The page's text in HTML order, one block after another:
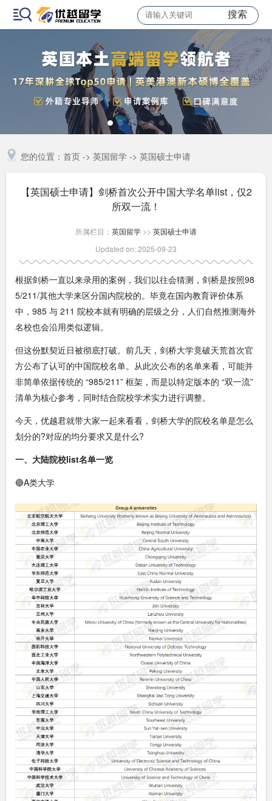
搜索
您的位置： 首页-> 英国留学-> 英国硕士申请
【英国硕士申请】剑桥首次公开中国大学名单list，仅2
所双一流！
所属栏目： 英国留学 >> 英国硕士申请
Updated on: 2025-09-23
根据剑桥一直以来录用的案例，我们以往会猜测，剑桥是按照98
5/211/其他大学来区分国内院校的。毕竟在国内教育评价体系
中，985 与 211 院校本就有明确的层级之分，人们自然推测海外
名校也会沿用类似逻辑。
但这份默契近日被彻底打破。前几天，剑桥大学竟破天荒首次官
方公布了认可的中国院校名单。从此次公布的名单来看，可能并
非简单依据传统的 “985/211” 框架，而是以特定版本的 “双一流”
清单为核心参考，同时结合院校学术实力进行调整。
今天，优越君就带大家一起来看看，剑桥大学的院校名单是怎么
划分的?对应的均分要求又是什么?
一、大陆院校list名单一览
🔵A类大学